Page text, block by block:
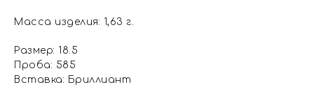
Масса изделия: 1,63 г.
Размер: 18.5
Проба: 585
Вставка: Бриллиант